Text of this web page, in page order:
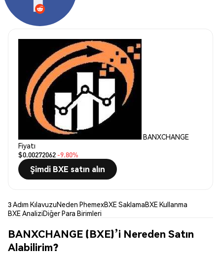
BANXCHANGE
Fiyatı
$0.00272062 -9.80%
Şimdi BXE satın alın
3 Adım KılavuzuNeden PhemexBXE SaklamaBXE Kullanma
BXE AnaliziDiğer Para Birimleri
BANXCHANGE (BXE)’i Nereden Satın
Alabilirim?